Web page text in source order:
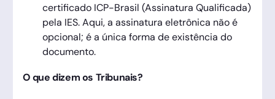
certificado ICP-Brasil (Assinatura Qualificada)
pela IES. Aqui, a assinatura eletrônica não é
opcional; é a única forma de existência do
documento.
O que dizem os Tribunais?